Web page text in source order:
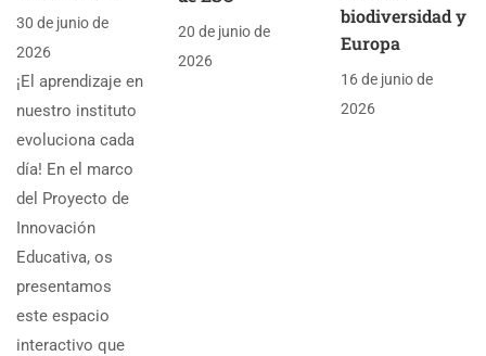
30 de junio de
2026
¡El aprendizaje en
nuestro instituto
evoluciona cada
día! En el marco
del Proyecto de
Innovación
Educativa, os
presentamos
este espacio
interactivo que
20 de junio de
2026
biodiversidad y
Europa
16 de junio de
2026